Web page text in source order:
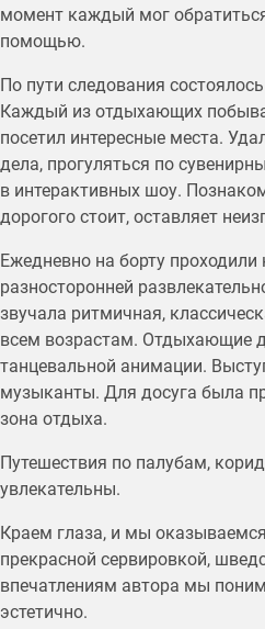
момент каждый мог
помощью.
По пути следования
Каждый из отдыхающих
посетил интересные места.
дела, прогуляться по
в интерактивных шоу.
дорогого стоит, оставляет
Ежедневно на борту проходили
разносторонней
звучала ритмичная,
всем возрастам. Отдыхающие
танцевальной анимации.
музыканты. Для досуга была
зона отдыха.
Путешествия по палубам,
увлекательны.
Краем глаза, и мы
прекрасной сервировкой,
впечатлениям автора мы
эстетично.